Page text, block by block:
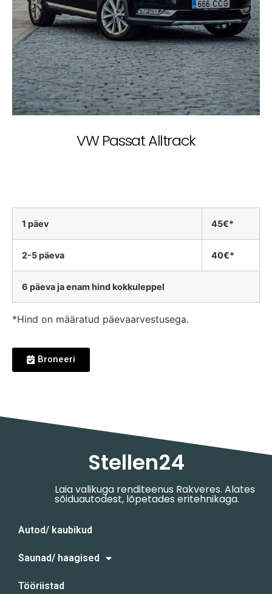
VW Passat Alltrack
1 päev 45€*
2-5 päeva 40€*
6 päeva ja enam hind kokkuleppel
*Hind on määratud päevaarvestusega.
Broneeri
Stellen24
Laia valikuga renditeenus Rakveres. Alates
sõiduautodest, lõpetades eritehnikaga.
Autod/ kaubikud
Saunad/ haagised
Tööriistad